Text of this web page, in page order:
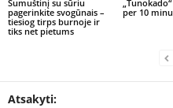
Sumuštinį su sūriu
pagerinkite svogūnais –
tiesiog tirps burnoje ir
tiks net pietums
per 10
Atsakyti: